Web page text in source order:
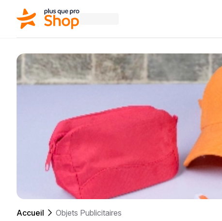
Accueil Objets Publicitaires